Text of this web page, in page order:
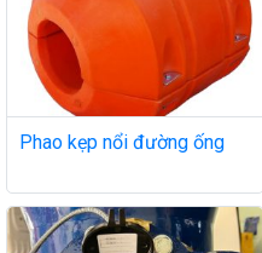
Phao kẹp nổi đường ống